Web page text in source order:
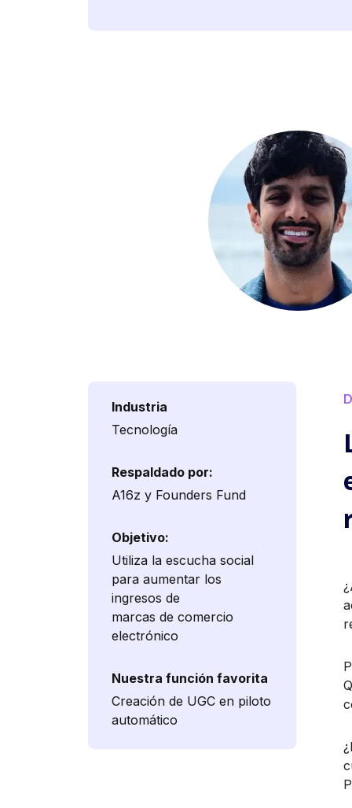
Industria
Tecnología
Respaldado por:
A16z y Founders Fund
Objetivo:
Utiliza la escucha social
para aumentar los
ingresos de
marcas de comercio
electrónico
Nuestra función favorita
Creación de UGC en piloto
automático